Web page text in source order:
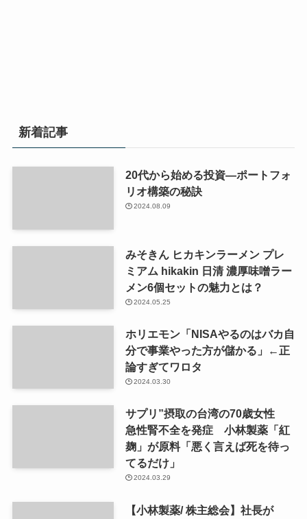
新着記事
20代から始める投資—ポートフォ
リオ構築の秘訣
2024.08.09
みそきん ヒカキンラーメン プレ
ミアム hikakin 日清 濃厚味噌ラー
メン6個セットの魅力とは？
2024.05.25
ホリエモン「NISAやるのはバカ自
分で事業やった方が儲かる」←正
論すぎてワロタ
2024.03.30
サプリ”摂取の台湾の70歳女性
急性腎不全を発症 小林製薬「紅
麹」が原料「悪く言えば死を待っ
てるだけ」
2024.03.29
【小林製薬/ 株主総会】社長が